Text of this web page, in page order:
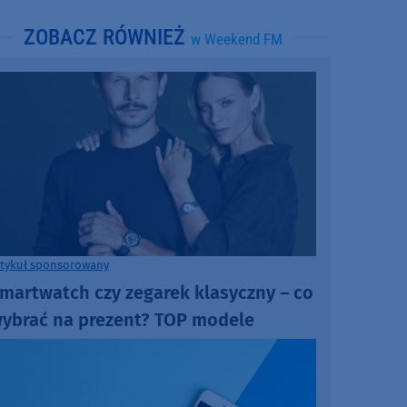
ZOBACZ RÓWNIEŻ w Weekend FM
sponsorowany
czy zegarek klasyczny – co
na prezent? TOP modele